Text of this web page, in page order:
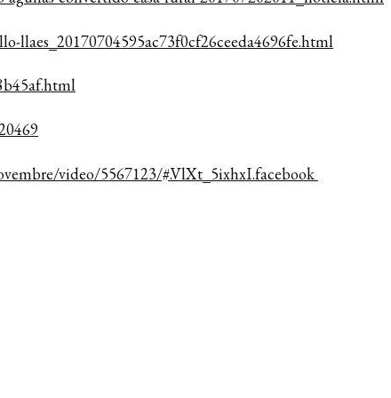
llaes_20170704595ac73f0cf26ceeda4696fe.html
video/5567123/#.VlXt_5ixhxI.facebook